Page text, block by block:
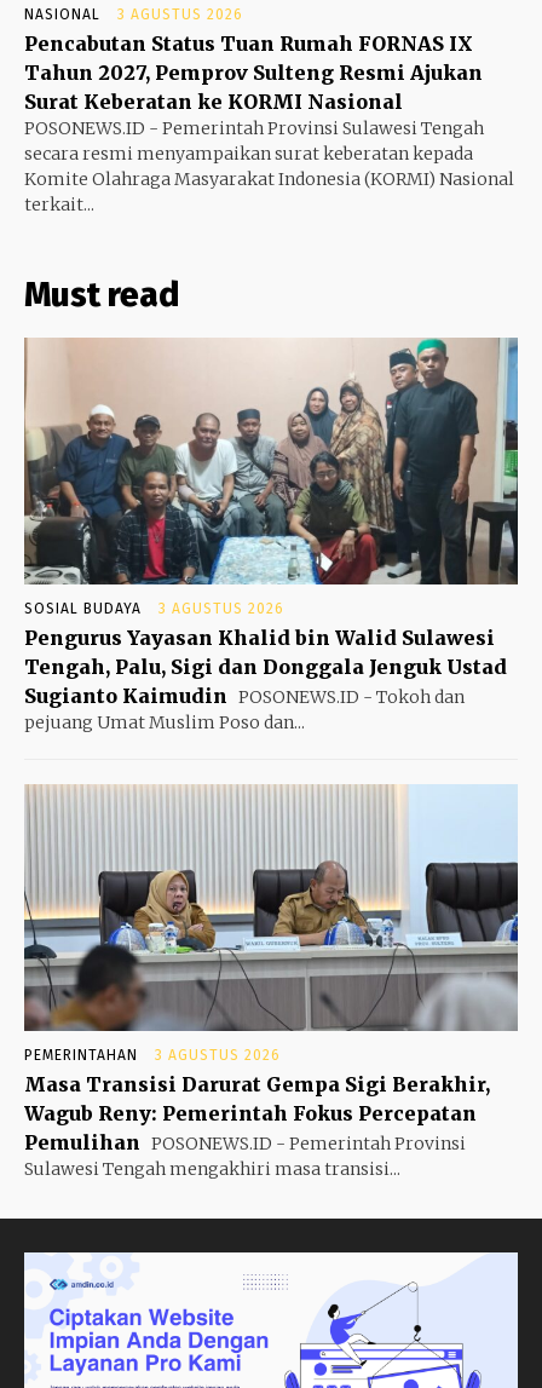
NASIONAL 3 AGUSTUS 2026
Pencabutan Status Tuan Rumah FORNAS IX
Tahun 2027, Pemprov Sulteng Resmi Ajukan
Surat Keberatan ke KORMI Nasional
POSONEWS.ID - Pemerintah Provinsi Sulawesi Tengah
secara resmi menyampaikan surat keberatan kepada
Komite Olahraga Masyarakat Indonesia (KORMI) Nasional
terkait...
Must read
SOSIAL BUDAYA 3 AGUSTUS 2026
Pengurus Yayasan Khalid bin Walid Sulawesi
Tengah, Palu, Sigi dan Donggala Jenguk Ustad
Sugianto Kaimudin POSONEWS.ID - Tokoh dan
pejuang Umat Muslim Poso dan...
PEMERINTAHAN 3 AGUSTUS 2026
Masa Transisi Darurat Gempa Sigi Berakhir,
Wagub Reny: Pemerintah Fokus Percepatan
Pemulihan POSONEWS.ID - Pemerintah Provinsi
Sulawesi Tengah mengakhiri masa transisi...